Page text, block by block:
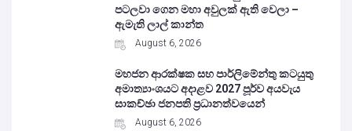
පටලවා ගෙන මහා අවුලක් ඇති වෙලා –
ඇමැති ලාල් කාන්ත
August 6, 2026
මහජන ආරක්ෂක සහ පාර්ලිමේන්තු කටයුතු
අමාත්‍යාංශයට අදාළව 2027 පූර්ව අයවැය
සාකච්ඡා ජනපති ප්‍රධානත්වයෙන්
August 6, 2026